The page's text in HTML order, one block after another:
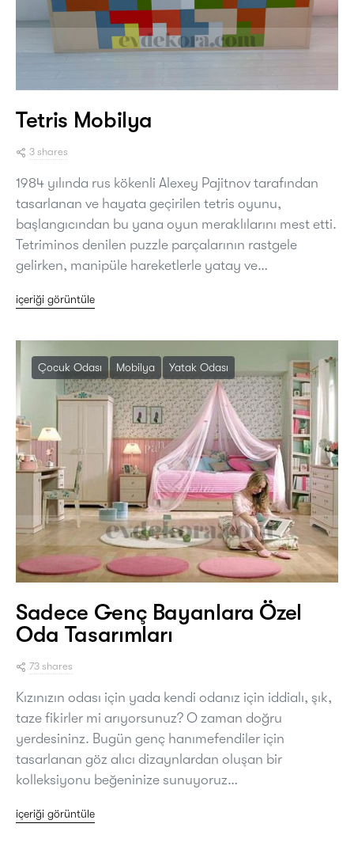
Tetris Mobilya
3 shares
1984 yılında rus kökenli Alexey Pajitnov tarafından
tasarlanan ve hayata geçirilen tetris oyunu,
başlangıcından bu yana oyun meraklılarını mest etti.
Tetriminos denilen puzzle parçalarının rastgele
gelirken, manipüle hareketlerle yatay ve…
içeriği görüntüle
Çocuk Odası Mobilya Yatak Odası
Sadece Genç Bayanlara Özel
Oda Tasarımları
73 shares
Kızınızın odası için yada kendi odanız için iddialı, şık,
taze fikirler mi arıyorsunuz? O zaman doğru
yerdesininz. Bugün genç hanımefendiler için
tasarlanan göz alıcı dizaynlardan oluşan bir
kolleksiyonu beğeninize sunuyoruz…
içeriği görüntüle